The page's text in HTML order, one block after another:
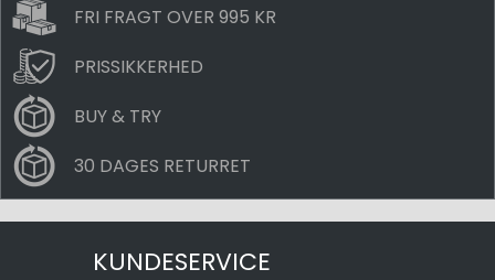
FRI FRAGT OVER 995 KR
PRISSIKKERHED
BUY & TRY
30 DAGES RETURRET
KUNDESERVICE